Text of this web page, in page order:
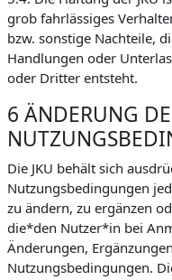
grob fahrlässiges
bzw. sonstige Nachteile,
Handlungen oder
oder Dritter entsteht.
6 ÄNDERUNG
Die JKU behält sich
Nutzungsbedingungen
zu ändern, zu ergänzen
die*den Nutzer*in bei
Änderungen,
Nutzungsbedingungen.